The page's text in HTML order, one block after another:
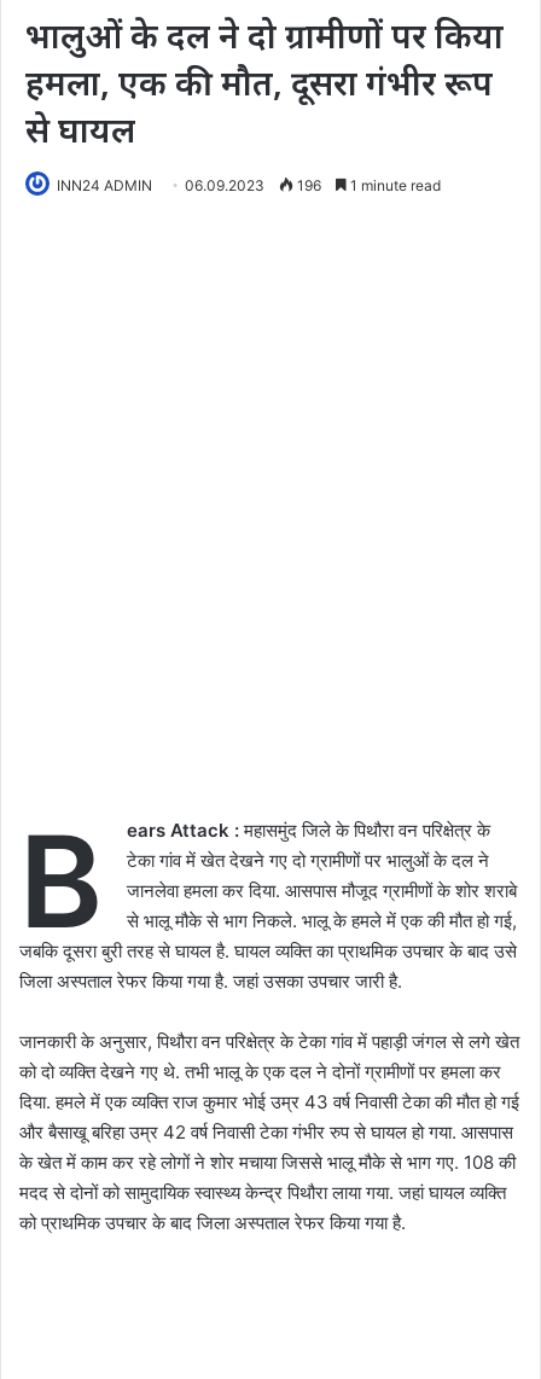
भालुओं के दल ने दो ग्रामीणों पर किया
हमला, एक की मौत, दूसरा गंभीर रूप
से घायल
INN24 ADMIN 06.09.2023 196 1 minute read
B ears Attack :महासमुंद जिले के पिथौरा वन परिक्षेत्र के
टेका गांव में खेत देखने गए दो ग्रामीणों पर भालुओं के दल ने
जानलेवा हमला कर दिया. आसपास मौजूद ग्रामीणों के शोर शराबे
से भालू मौके से भाग निकले. भालू के हमले में एक की मौत हो गई,
जबकि दूसरा बुरी तरह से घायल है. घायल व्यक्ति का प्राथमिक उपचार के बाद उसे
जिला अस्पताल रेफर किया गया है. जहां उसका उपचार जारी है.
जानकारी के अनुसार, पिथौरा वन परिक्षेत्र के टेका गांव में पहाड़ी जंगल से लगे खेत
को दो व्यक्ति देखने गए थे. तभी भालू के एक दल ने दोनों ग्रामीणों पर हमला कर
दिया. हमले में एक व्यक्ति राज कुमार भोई उम्र 43 वर्ष निवासी टेका की मौत हो गई
और बैसाखू बरिहा उम्र 42 वर्ष निवासी टेका गंभीर रुप से घायल हो गया. आसपास
के खेत में काम कर रहे लोगों ने शोर मचाया जिससे भालू मौके से भाग गए. 108 की
मदद से दोनों को सामुदायिक स्वास्थ्य केन्द्र पिथौरा लाया गया. जहां घायल व्यक्ति
को प्राथमिक उपचार के बाद जिला अस्पताल रेफर किया गया है.